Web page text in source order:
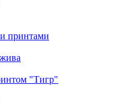
принтами
"Тигр"